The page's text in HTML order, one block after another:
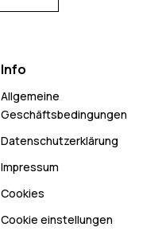
Info
Allgemeine
Geschäftsbedingungen
Datenschutzerklärung
Impressum
Cookies
Cookie einstellungen